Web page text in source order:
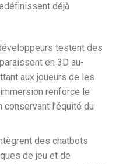
déjà
testent des
en 3D au-
aux joueurs de les
renforce le
l’équité du
des chatbots
de jeu et de